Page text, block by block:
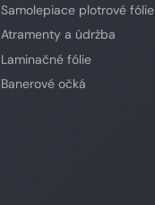
Samolepiace plotrové fólie
Atramenty a údržba
Laminačné fólie
Banerové očká